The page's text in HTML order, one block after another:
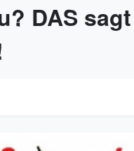
DAS